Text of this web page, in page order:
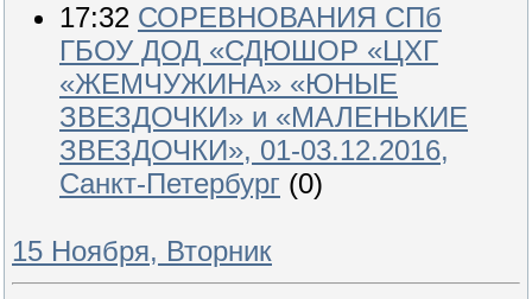
17:32 СОРЕВНОВАНИЯ СПб
ГБОУ ДОД «СДЮШОР «ЦХГ
«ЖЕМЧУЖИНА» «ЮНЫЕ
ЗВЕЗДОЧКИ» и «МАЛЕНЬКИЕ
ЗВЕЗДОЧКИ», 01-03.12.2016,
Санкт-Петербург (0)
15 Ноября, Вторник